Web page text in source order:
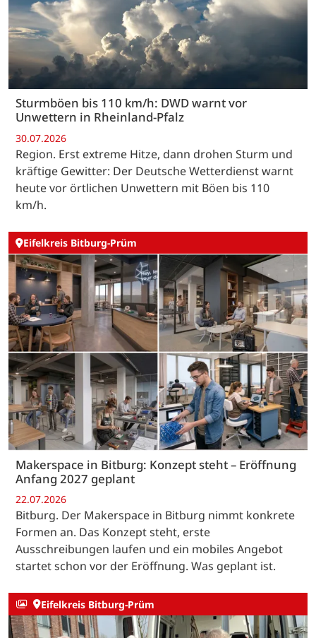
Sturmböen bis 110 km/h: DWD warnt vor
Unwettern in Rheinland-Pfalz
30.07.2026
Region. Erst extreme Hitze, dann drohen Sturm und
kräftige Gewitter: Der Deutsche Wetterdienst warnt
heute vor örtlichen Unwettern mit Böen bis 110
km/h.
Eifelkreis Bitburg-Prüm
Makerspace in Bitburg: Konzept steht – Eröffnung
Anfang 2027 geplant
22.07.2026
Bitburg. Der Makerspace in Bitburg nimmt konkrete
Formen an. Das Konzept steht, erste
Ausschreibungen laufen und ein mobiles Angebot
startet schon vor der Eröffnung. Was geplant ist.
Eifelkreis Bitburg-Prüm